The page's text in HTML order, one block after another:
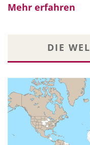
Mehr erfahren
DIE